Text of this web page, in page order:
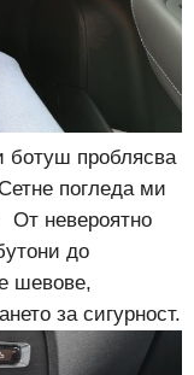
ботуш проблясва
погледа ми
От невероятно
до
шевове,
за сигурност.